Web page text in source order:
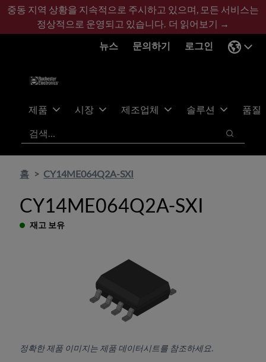
기
콘
바
글
중동 지역 상황을 지속적으로 주시하고 있으며, 모든 서비스는
정상적으로 운영되고 있습니다. 더 읽어보기 →
뉴스
문의하기 로그인
제품 시장 제조업체 솔루션
품질
검색
검색
홈 CY14ME064Q2A-SXI
CY14ME064Q2A-SXI
재고 보유
정확한 제품 이미지는 제품 데이터시트를 참조하세요.